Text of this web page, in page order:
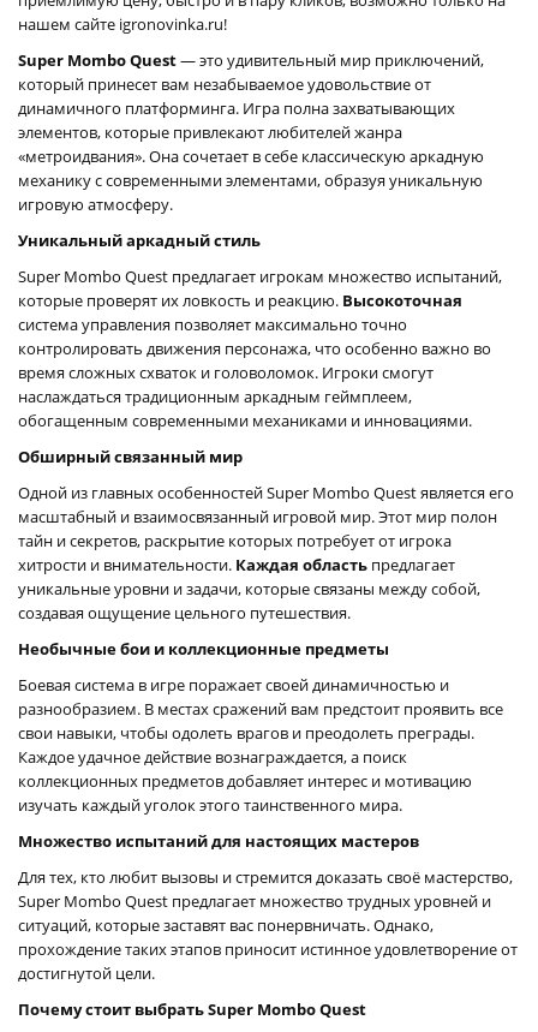
нашем сайте igronovinka.ru!
Super Mombo Quest— это удивительный мир приключений,
который принесет вам незабываемое удовольствие от
динамичного платформинга. Игра полна захватывающих
элементов, которые привлекают любителей жанра
«метроидвания». Она сочетает в себе классическую аркадную
механику с современными элементами, образуя уникальную
игровую атмосферу.
Уникальный аркадный стиль
Super Mombo Quest предлагает игрокам множество испытаний,
которые проверят их ловкость и реакцию. Высокоточная
система управления позволяет максимально точно
контролировать движения персонажа, что особенно важно во
время сложных схваток и головоломок. Игроки смогут
наслаждаться традиционным аркадным геймплеем,
обогащенным современными механиками и инновациями.
Обширный связанный мир
Одной из главных особенностей Super Mombo Quest является его
масштабный и взаимосвязанный игровой мир. Этот мир полон
тайн и секретов, раскрытие которых потребует от игрока
хитрости и внимательности. Каждая область предлагает
уникальные уровни и задачи, которые связаны между собой,
создавая ощущение цельного путешествия.
Необычные бои и коллекционные предметы
Боевая система в игре поражает своей динамичностью и
разнообразием. В местах сражений вам предстоит проявить все
свои навыки, чтобы одолеть врагов и преодолеть преграды.
Каждое удачное действие вознаграждается, а поиск
коллекционных предметов добавляет интерес и мотивацию
изучать каждый уголок этого таинственного мира.
Множество испытаний для настоящих мастеров
Для тех, кто любит вызовы и стремится доказать своё мастерство,
Super Mombo Quest предлагает множество трудных уровней и
ситуаций, которые заставят вас понервничать. Однако,
прохождение таких этапов приносит истинное удовлетворение от
достигнутой цели.
Почему стоит выбрать Super Mombo Quest